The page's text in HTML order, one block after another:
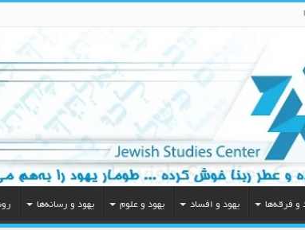
و فرقه‌ها یهود و افساد یهود و علوم یهود و رسانه‌ها